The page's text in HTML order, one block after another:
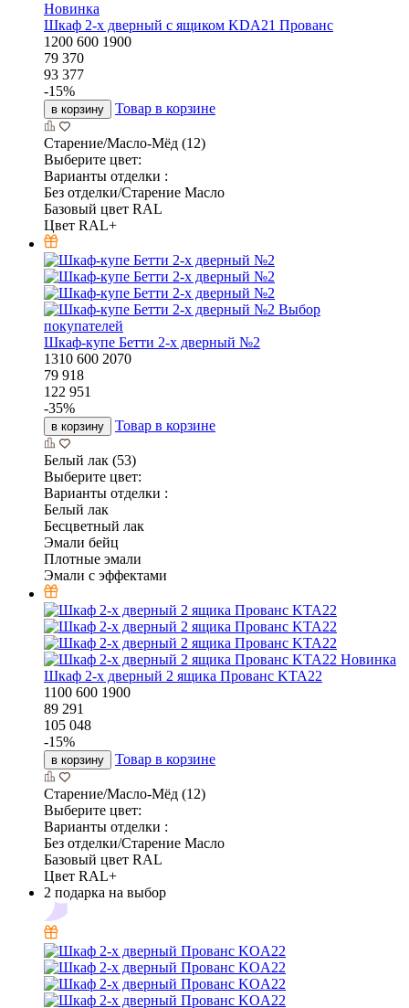
Новинка
Шкаф 2-х дверный с ящиком KDA21 Прованс
1200 600 1900
79 370
93 377
-15%
в корзину Товар в корзине
Старение/Масло-Мёд (12)
Выберите цвет:
Варианты отделки :
Без отделки/Старение Масло
Базовый цвет RAL
Цвет RAL+
Выбор
покупателей
Шкаф-купе Бетти 2-х дверный №2
1310 600 2070
79 918
122 951
-35%
в корзину Товар в корзине
Белый лак (53)
Выберите цвет:
Варианты отделки :
Белый лак
Бесцветный лак
Эмали бейц
Плотные эмали
Эмали с эффектами
Новинка
Шкаф 2-х дверный 2 ящика Прованс KTA22
1100 600 1900
89 291
105 048
-15%
в корзину Товар в корзине
Старение/Масло-Мёд (12)
Выберите цвет:
Варианты отделки :
Без отделки/Старение Масло
Базовый цвет RAL
Цвет RAL+
2 подарка на выбор